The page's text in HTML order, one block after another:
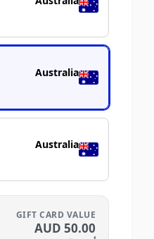
Australia
Australia
GIFT CARD VALUE
AUD 50.00